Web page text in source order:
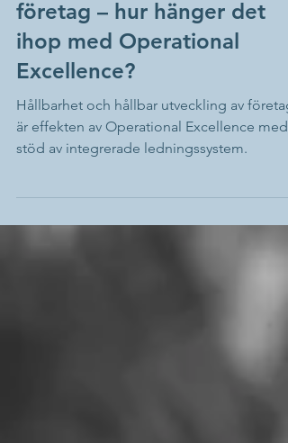
Hållbarhet och hållbara
företag – hur hänger det
ihop med Operational
Excellence?
Hållbarhet och hållbar utveckling av företag
är effekten av Operational Excellence med